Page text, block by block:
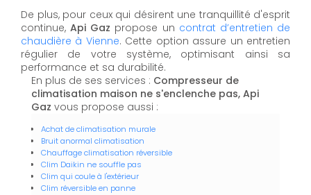
De plus, pour ceux qui désirent une tranquillité d'esprit
continue,Api Gaz propose un contrat d’entretien de
chaudière à Vienne. Cette option assure un entretien
régulier de votre système, optimisant ainsi sa
performance et sa durabilité.
En plus de ses services : Compresseur de
climatisation maison ne s'enclenche pas, Api
Gaz vous propose aussi :
Achat de climatisation murale
Bruit anormal climatisation
Chauffage climatisation réversible
Clim Daikin ne souffle pas
Clim qui coule à l'extérieur
Clim réversible en panne